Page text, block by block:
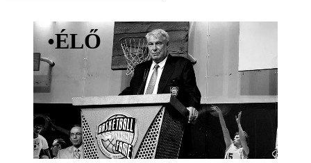
•ÉLŐ